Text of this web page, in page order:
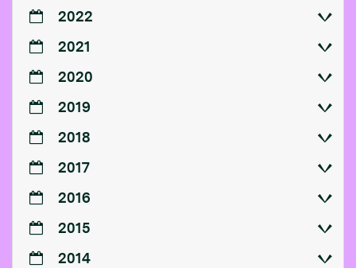
2022
2021
2020
2019
2018
2017
2016
2015
2014